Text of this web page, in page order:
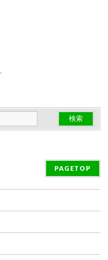
PAGETOP